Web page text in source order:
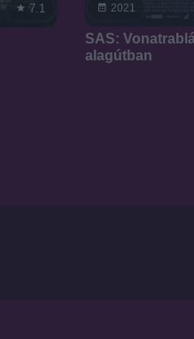
7.1 2021
SAS:
alagútban